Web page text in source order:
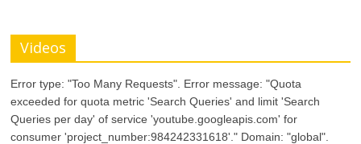
Videos
Error type: "Too Many Requests". Error message: "Quota
exceeded for quota metric 'Search Queries' and limit 'Search
Queries per day' of service 'youtube.googleapis.com' for
consumer 'project_number:984242331618'." Domain: "global".